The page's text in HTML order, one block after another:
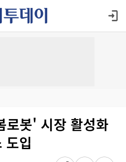
로봇' 시장 활성화
도입